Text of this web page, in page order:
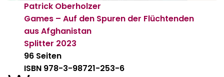
Patrick Oberholzer
Games – Auf den Spuren der Flüchtenden
aus Afghanistan
Splitter 2023
96 Seiten
ISBN 978-3-98721-253-6